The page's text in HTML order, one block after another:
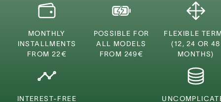
MONTHLY
INSTALLMENTS
FROM 22€
POSSIBLE FOR
ALL MODELS
FROM 249€
FLEXIBLE
(12, 24 OR 48
MONTHS)
INTEREST-FREE